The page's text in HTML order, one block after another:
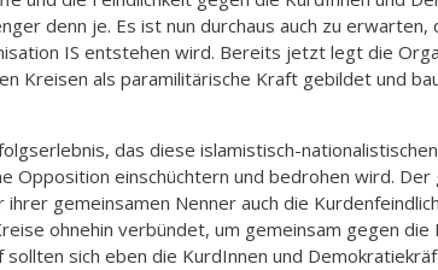
denn je. Es ist nun durchaus auch zu
IS entstehen wird. Bereits jetzt legt die
Kreisen als paramilitärische Kraft gebildet und
das diese islamistisch-
Opposition einschüchtern und bedrohen wird.
gemeinsamen Nenner auch die
ohnehin verbündet, um gemeinsam gegen
sollten sich eben die KurdInnen und